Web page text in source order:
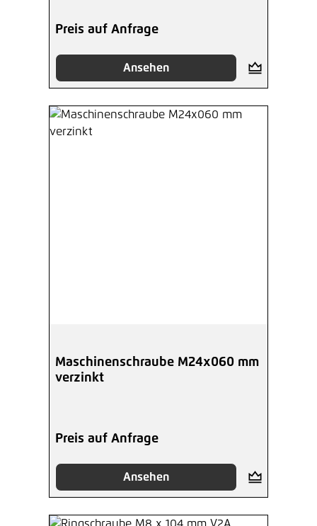
Preis auf Anfrage
Ansehen
Maschinenschraube M24x060 mm
verzinkt
Preis auf Anfrage
Ansehen